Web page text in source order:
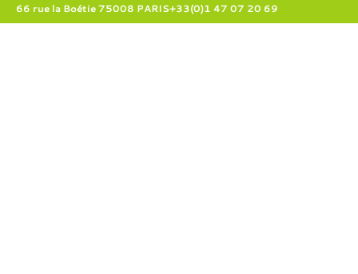
66 rue la Boétie 75008 PARIS+33(0)1 47 07 20 69